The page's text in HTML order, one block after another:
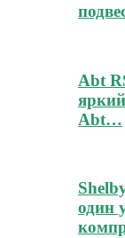
Abt
Abt…
один